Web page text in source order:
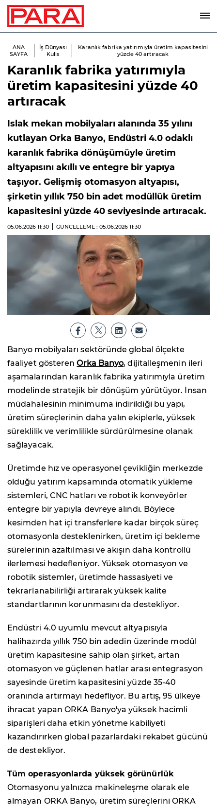
ANA
SAYFA
İş Dünyası
Kulis
Karanlık fabrika yatırımıyla üretim kapasitesini
yüzde 40 artıracak
Karanlık fabrika yatırımıyla
üretim kapasitesini yüzde 40
artıracak
Islak mekan mobilyaları alanında 35 yılını
kutlayan Orka Banyo, Endüstri 4.0 odaklı
karanlık fabrika dönüşümüyle üretim
altyapısını akıllı ve entegre bir yapıya
taşıyor. Gelişmiş otomasyon altyapısı,
şirketin yıllık 750 bin adet modüllük üretim
kapasitesini yüzde 40 seviyesinde artıracak.
05.06.2026 11:30 GÜNCELLEME : 05.06.2026 11:30
Banyo mobilyaları sektöründe global ölçekte
faaliyet gösterenOrka Banyo, dijitalleşmenin ileri
aşamalarından karanlık fabrika yatırımıyla üretim
modelinde stratejik bir dönüşüm yürütüyor. İnsan
müdahalesinin minimuma indirildiği bu yapı,
üretim süreçlerinin daha yalın ekiplerle, yüksek
süreklilik ve verimlilikle sürdürülmesine olanak
sağlayacak.
Üretimde hız ve operasyonel çevikliğin merkezde
olduğu yatırım kapsamında otomatik yükleme
sistemleri, CNC hatları ve robotik konveyörler
entegre bir yapıyla devreye alındı. Böylece
kesimden hat içi transferlere kadar birçok süreç
otomasyonla desteklenirken, üretim içi bekleme
sürelerinin azaltılması ve akışın daha kontrollü
ilerlemesi hedefleniyor. Yüksek otomasyon ve
robotik sistemler, üretimde hassasiyeti ve
tekrarlanabilirliği artırarak yüksek kalite
standartlarının korunmasını da destekliyor.
Endüstri 4.0 uyumlu mevcut altyapısıyla
halihazırda yıllık 750 bin adedin üzerinde modül
üretim kapasitesine sahip olan şirket, artan
otomasyon ve güçlenen hatlar arası entegrasyon
sayesinde üretim kapasitesini yüzde 35-40
oranında artırmayı hedefliyor. Bu artış, 95 ülkeye
ihracat yapan ORKA Banyo'ya yüksek hacimli
siparişleri daha etkin yönetme kabiliyeti
kazandırırken global pazarlardaki rekabet gücünü
de destekliyor.
Tüm operasyonlarda yüksek görünürlük
Otomasyonu yalnızca makineleşme olarak ele
almayan ORKA Banyo, üretim süreçlerini ORKA